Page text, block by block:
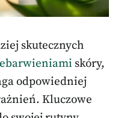
skutecznych
skóry,
odpowiedniej
Kluczowe